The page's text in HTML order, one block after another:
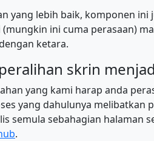
yang lebih baik, komponen
(mungkin ini cuma perasaan)
ketara.
skrin
yang kami harap anda
yang dahulunya melibatkan
semula sebahagian halaman
.